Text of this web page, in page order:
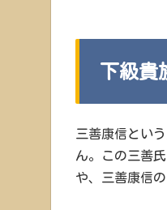
下級貴
三善康信とい
ん。この三善
や、三善康信